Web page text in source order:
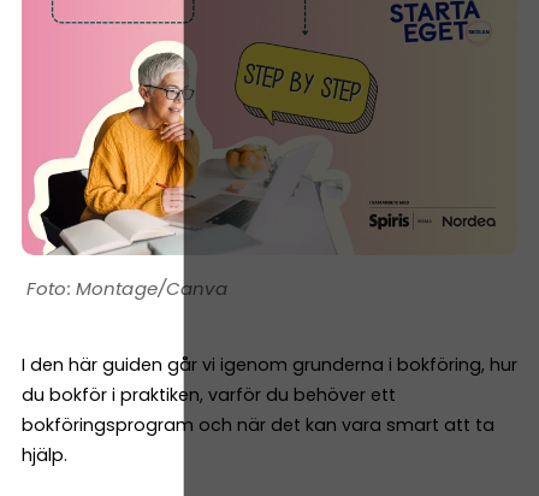
Montage/Canva
I den här guiden går vi igenom grunderna i bokföring, hur
du bokför i praktiken, varför du behöver ett
bokföringsprogram och när det kan vara smart att ta
hjälp.